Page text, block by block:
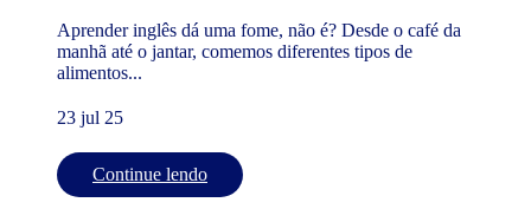
Aprender inglês dá uma fome, não é? Desde o café da
manhã até o jantar, comemos diferentes tipos de
alimentos...
23 jul 25
Continue lendo